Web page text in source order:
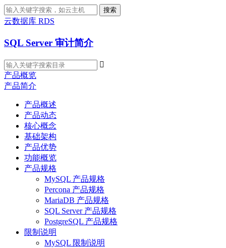
搜索
云数据库 RDS
SQL Server 审计简介

产品概览
产品简介
产品概述
产品动态
核心概念
基础架构
产品优势
功能概览
产品规格
MySQL 产品规格
Percona 产品规格
MariaDB 产品规格
SQL Server 产品规格
PostgreSQL 产品规格
限制说明
MySQL 限制说明